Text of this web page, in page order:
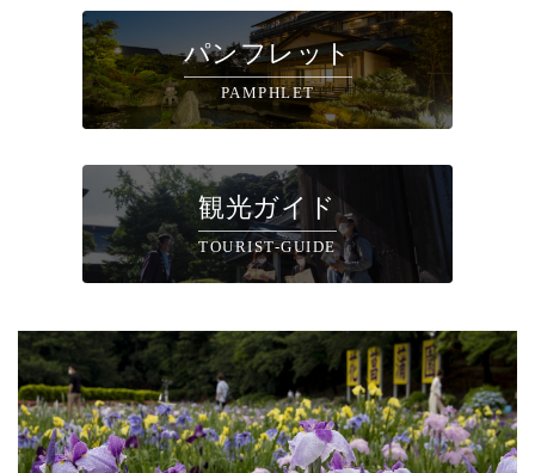
パンフレット
PAMPHLET
観光ガイド
TOURIST-GUIDE